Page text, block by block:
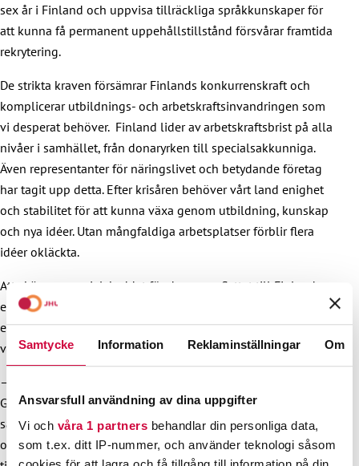
Samtycke Information Reklaminställningar Om
Ansvarsfull användning av dina uppgifter
Vi och våra 1 partners behandlar din personliga data,
som t.ex. ditt IP-nummer, och använder teknologi såsom
sex år i Finland och uppvisa tillräckliga språkkunskaper för
att kunna få permanent uppehållstillstånd försvårar framtida
rekrytering.
De strikta kraven försämrar Finlands konkurrenskraft och
komplicerar utbildnings- och arbetskraftsinvandringen som
vi desperat behöver. Finland lider av arbetskraftsbrist på alla
nivåer i samhället, från donaryrken till specialsakkunniga.
Även representanter för näringslivet och betydande företag
har tagit upp detta. Efter krisåren behöver vårt land enighet
och stabilitet för att kunna växa genom utbildning, kunskap
och nya idéer. Utan mångfaldiga arbetsplatser förblir flera
idéer okläckta.
Att skära ner socialskyddet för dem som flyttat till Finland
eller uppehåller sig här permanent är ett alarmerande
exempel på politik som inte respekterar människors lika
värde.
– Finlands styrka finns i avtalssamhällets värderingar.
Genom en samtalskultur där vi respekterar varandra håller vi
samhället enigt och stabilt. Mänskliga rättigheter tillhör alla,
och dessa grundläggande rättigheter gäller dem som flyttar